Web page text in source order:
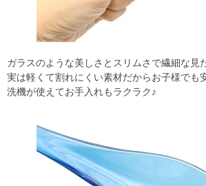
ガラスのような美しさとスリムさで繊細な見
実は軽くて割れにくい素材だからお子様でも
洗機が使えてお手入れもラクラク♪